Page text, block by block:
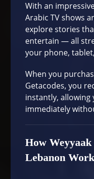
With an
Arabic TV shows
explore stories
entertain — all
your phone,
When you
Getacodes, you
instantly,
immediately
How
Lebanon